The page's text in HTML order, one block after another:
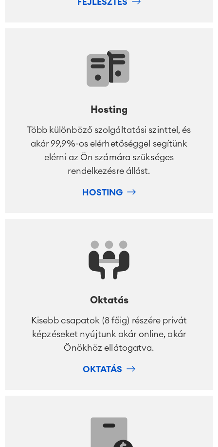
DevOps
Követelmény-kezelés
Agilils fejlesztés
Technikai dokumentációk
Üzleti folyamatok
LMS / eLearning
ERP Megoldások
Riportok & Dashboardok
Szervízmenedzsment
IT Service Management & CMDB
Service Management Journey
Asset Management
Tudás- és Információ-
megosztás
Enterprise Wiki
Hosting
Több különböző szolgáltatási szinttel, és
akár 99,9%-os elérhetőséggel segítünk
elérni az Ön számára szükséges
rendelkezésre állást.
HOSTING
Oktatás
Kisebb csapatok (8 főig) részére privát
képzéseket nyújtunk akár online, akár
Önökhöz ellátogatva.
OKTATÁS